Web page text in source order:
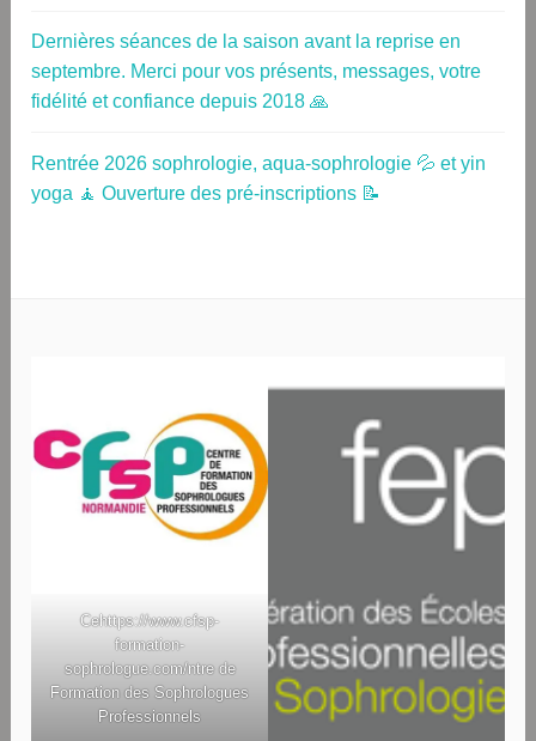
Dernières séances de la saison avant la reprise en
septembre. Merci pour vos présents, messages, votre
fidélité et confiance depuis 2018 🙏
Rentrée 2026 sophrologie, aqua-sophrologie 💦 et yin
yoga 🧘 Ouverture des pré-inscriptions 📝
Cehttps://www.cfsp-
formation-
sophrologue.com/ntre de
Formation des Sophrologues
Professionnels